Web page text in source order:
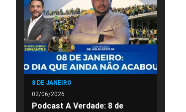
8 DE JANEIRO
02/06/2026
Podcast A Verdade: 8 de